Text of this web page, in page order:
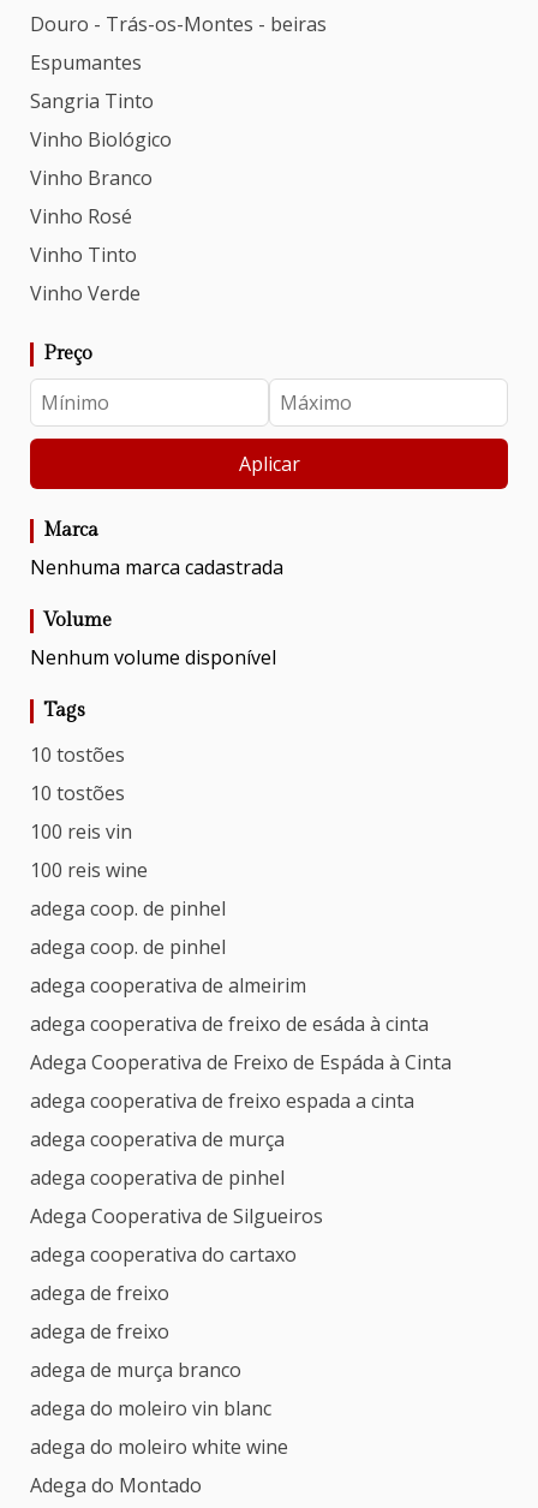
Douro - Trás-os-Montes - beiras
Espumantes
Sangria Tinto
Vinho Biológico
Vinho Branco
Vinho Rosé
Vinho Tinto
Vinho Verde
Preço
Aplicar
Marca
Nenhuma marca cadastrada
Volume
Nenhum volume disponível
Tags
10 tostões
10 tostões
100 reis vin
100 reis wine
adega coop. de pinhel
adega coop. de pinhel
adega cooperativa de almeirim
adega cooperativa de freixo de esáda à cinta
Adega Cooperativa de Freixo de Espáda à Cinta
adega cooperativa de freixo espada a cinta
adega cooperativa de murça
adega cooperativa de pinhel
Adega Cooperativa de Silgueiros
adega cooperativa do cartaxo
adega de freixo
adega de freixo
adega de murça branco
adega do moleiro vin blanc
adega do moleiro white wine
Adega do Montado